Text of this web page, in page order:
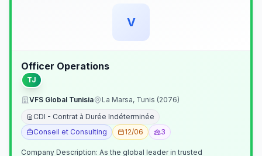
V
Officer Operations
TJ
VFS Global Tunisia
La Marsa, Tunis (2076)
CDI - Contrat à Durée Indéterminée
Conseil et Consulting
12/06 3
Company Description: As the global leader in trusted